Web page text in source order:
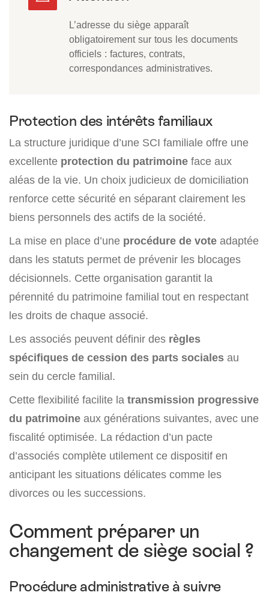
L’adresse du siège apparaît
obligatoirement sur tous les documents
officiels : factures, contrats,
correspondances administratives.
Protection des intérêts familiaux
La structure juridique d’une SCI familiale offre une
excellente protection du patrimoine face aux
aléas de la vie. Un choix judicieux de domiciliation
renforce cette sécurité en séparant clairement les
biens personnels des actifs de la société.
La mise en place d’une procédure de vote adaptée
dans les statuts permet de prévenir les blocages
décisionnels. Cette organisation garantit la
pérennité du patrimoine familial tout en respectant
les droits de chaque associé.
Les associés peuvent définir des règles
spécifiques de cession des parts sociales au
sein du cercle familial.
Cette flexibilité facilite la transmission progressive
du patrimoine aux générations suivantes, avec une
fiscalité optimisée. La rédaction d’un pacte
d’associés complète utilement ce dispositif en
anticipant les situations délicates comme les
divorces ou les successions.
Comment préparer un
changement de siège social ?
Procédure administrative à suivre